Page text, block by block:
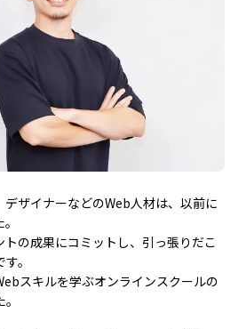
デザイナーなどのWeb人材は、以前に
の成果にコミットし、引っ張りだこ
。
スキルを学ぶオンラインスクールの